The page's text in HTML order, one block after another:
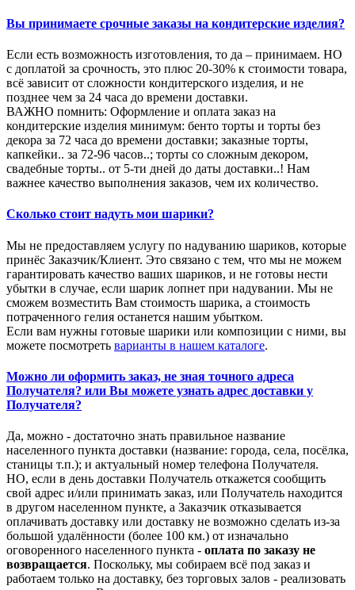
Вы принимаете срочные заказы на кондитерские изделия?
Если есть возможность изготовления, то да – принимаем. НО
с доплатой за срочность, это плюс 20-30% к стоимости товара,
всё зависит от сложности кондитерского изделия, и не
позднее чем за 24 часа до времени доставки.
ВАЖНО помнить: Оформление и оплата заказ на
кондитерские изделия минимум: бенто торты и торты без
декора за 72 часа до времени доставки; заказные торты,
капкейки.. за 72-96 часов..; торты со сложным декором,
свадебные торты.. от 5-ти дней до даты доставки..! Нам
важнее качество выполнения заказов, чем их количество.
Сколько стоит надуть мои шарики?
Мы не предоставляем услугу по надуванию шариков, которые
принёс Заказчик/Клиент. Это связано с тем, что мы не можем
гарантировать качество ваших шариков, и не готовы нести
убытки в случае, если шарик лопнет при надувании. Мы не
сможем возместить Вам стоимость шарика, а стоимость
потраченного гелия останется нашим убытком.
Если вам нужны готовые шарики или композиции с ними, вы
можете посмотреть варианты в нашем каталоге.
Можно ли оформить заказ, не зная точного адреса
Получателя? или Вы можете узнать адрес доставки у
Получателя?
Да, можно - достаточно знать правильное название
населенного пункта доставки (название: города, села, посёлка,
станицы т.п.); и актуальный номер телефона Получателя.
НО, если в день доставки Получатель откажется сообщить
свой адрес и/или принимать заказ, или Получатель находится
в другом населенном пункте, а Заказчик отказывается
оплачивать доставку или доставку не возможно сделать из-за
большой удалённости (более 100 км.) от изначально
оговоренного населенного пункта - оплата по заказу не
возвращается. Поскольку, мы собираем всё под заказ и
работаем только на доставку, без торговых залов - реализовать